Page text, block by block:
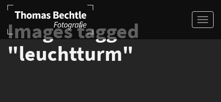
Images tagged
"leuchtturm"